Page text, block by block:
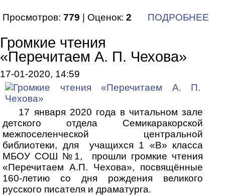
Просмотров: 779 | Оценок: 2 ПОДРОБНЕЕ
Громкие чтения
«Перечитаем А. П. Чехова»
17-01-2020, 14:59
17 января 2020 года в читальном зале
детского отдела Семикаракорской
межпоселенческой центральной
библиотеки, для учащихся 1 «В» класса
МБОУ СОШ №1, прошли громкие чтения
«Перечитаем А.П. Чехова», посвящённые
160-летию со дня рождения великого
русского писателя и драматурга.